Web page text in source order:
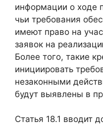
информации о ходе
чьи требования
имеют право на
заявок на
Более того, такие
инициировать
незаконными
будут выявлены в
Статья 18.1 вводит